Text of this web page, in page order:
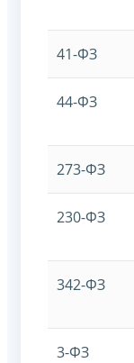
41-ФЗ
44-ФЗ
273-ФЗ
230-ФЗ
342-ФЗ
3-ФЗ